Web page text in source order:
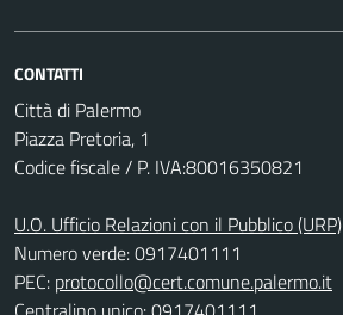
CONTATTI
Città di Palermo
Piazza Pretoria, 1
Codice fiscale / P. IVA:80016350821
U.O. Ufficio Relazioni con il Pubblico (URP)
Numero verde: 0917401111
PEC: protocollo@cert.comune.palermo.it